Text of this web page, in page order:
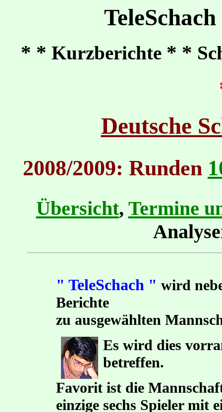
* *Kurzberichte* *
Deutsche
2008/2009: Runden
Übersicht,Termine
" TeleSchach "wird
Berichte
zu ausgewählten
Es wird dies
betreffen.
Favorit ist die
einzige sechs Spieler mit